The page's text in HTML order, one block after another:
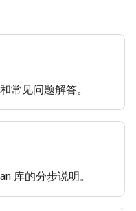
常见问题解答。
库的分步说明。